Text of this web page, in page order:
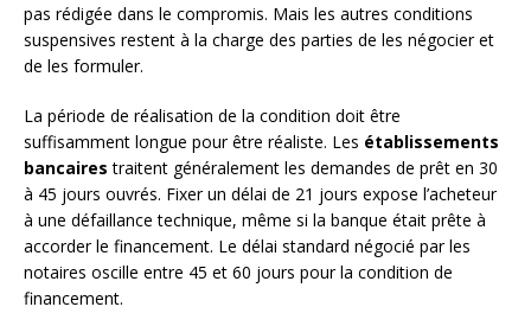
pas rédigée dans le compromis. Mais les autres conditions
suspensives restent à la charge des parties de les négocier et
de les formuler.
La période de réalisation de la condition doit être
suffisamment longue pour être réaliste. Les établissements
bancaires traitent généralement les demandes de prêt en 30
à 45 jours ouvrés. Fixer un délai de 21 jours expose l’acheteur
à une défaillance technique, même si la banque était prête à
accorder le financement. Le délai standard négocié par les
notaires oscille entre 45 et 60 jours pour la condition de
financement.